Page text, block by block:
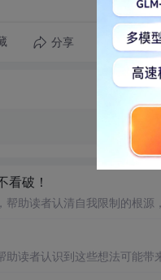
分享 转发到
看破！
助读者认清自我限制的根源
读者认识到这些想法可能带